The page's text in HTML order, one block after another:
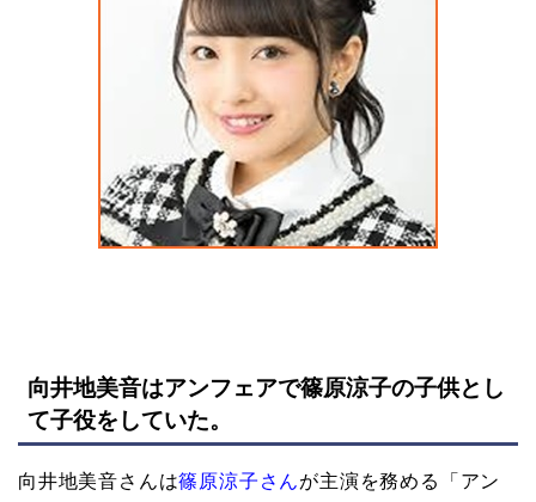
向井地美音はアンフェアで篠原涼子の子供とし
て子役をしていた。
向井地美音さんは篠原涼子さんが主演を務める「アン